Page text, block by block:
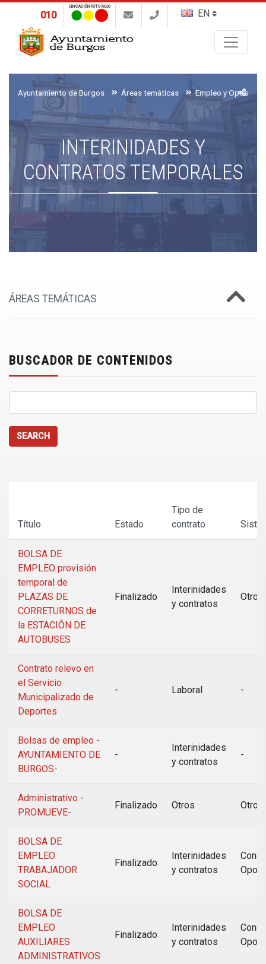
010
UBICACIÓN FOTO ROJO
Ayuntamiento de Burgos Áreas temáticas Empleo y
INTERINIDADES Y
CONTRATOS TEMPORALES
ÁREAS TEMÁTICAS
BUSCADOR DE CONTENIDOS
SEARCH
Título Estado
Tipo de
contrato
BOLSA DE
EMPLEO provisión
temporal de
PLAZAS DE
CORRETURNOS de
la ESTACIÓN DE
AUTOBUSES
Finalizado
Interinidades
y contratos
Otros
Contrato relevo en
el Servicio
Municipalizado de
Deportes
- Laboral -
Bolsas de empleo -
AYUNTAMIENTO DE
BURGOS-
-
Interinidades
y contratos
-
Administrativo -
PROMUEVE-
Finalizado Otros Otros
BOLSA DE
EMPLEO
TRABAJADOR
SOCIAL
Finalizado
Interinidades
y contratos
BOLSA DE
EMPLEO
AUXILIARES
ADMINISTRATIVOS
Finalizado
Interinidades
y contratos